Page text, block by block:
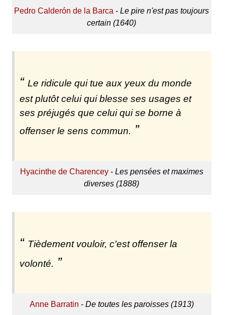
Pedro Calderón de la Barca -Le pire n'est pas toujours
certain (1640)
Le ridicule qui tue aux yeux du monde
est plutôt celui qui blesse ses usages et
ses préjugés que celui qui se borne à
offenser le sens commun.
Hyacinthe de Charencey- Les pensées et maximes
diverses (1888)
Tièdement vouloir, c'est offenser la
volonté.
Anne Barratin - De toutes les paroisses (1913)